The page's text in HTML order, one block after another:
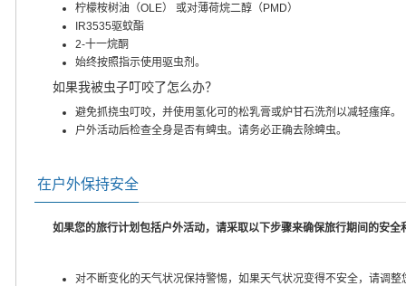
柠檬桉树油（OLE） 或对薄荷烷二醇（PMD）
IR3535驱蚊酯
2-十一烷酮
始终按照指示使用驱虫剂。
如果我被虫子叮咬了怎么办？
避免抓挠虫叮咬，并使用氢化可的松乳膏或炉甘石洗剂以减轻瘙痒。
户外活动后检查全身是否有蜱虫。请务必正确去除蜱虫。
在户外保持安全
如果您的旅行计划包括户外活动，请采取以下步骤来确保旅行期间的安全
对不断变化的天气状况保持警惕，如果天气状况变得不安全，请调整